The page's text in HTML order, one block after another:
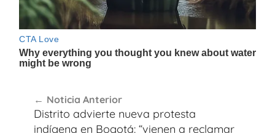
de
Noticia Anterior
Distrito advierte nueva protesta
indígena en Bogotá: “vienen a reclamar